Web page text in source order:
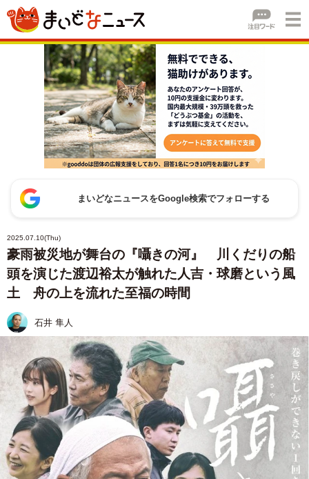
まいどなニュースをGoogle検索でフォローする
2025.07.10(Thu)
豪雨被災地が舞台の『囁きの河』 川くだりの船
頭を演じた渡辺裕太が触れた人吉・球磨という風
土 舟の上を流れた至福の時間
石井 隼人